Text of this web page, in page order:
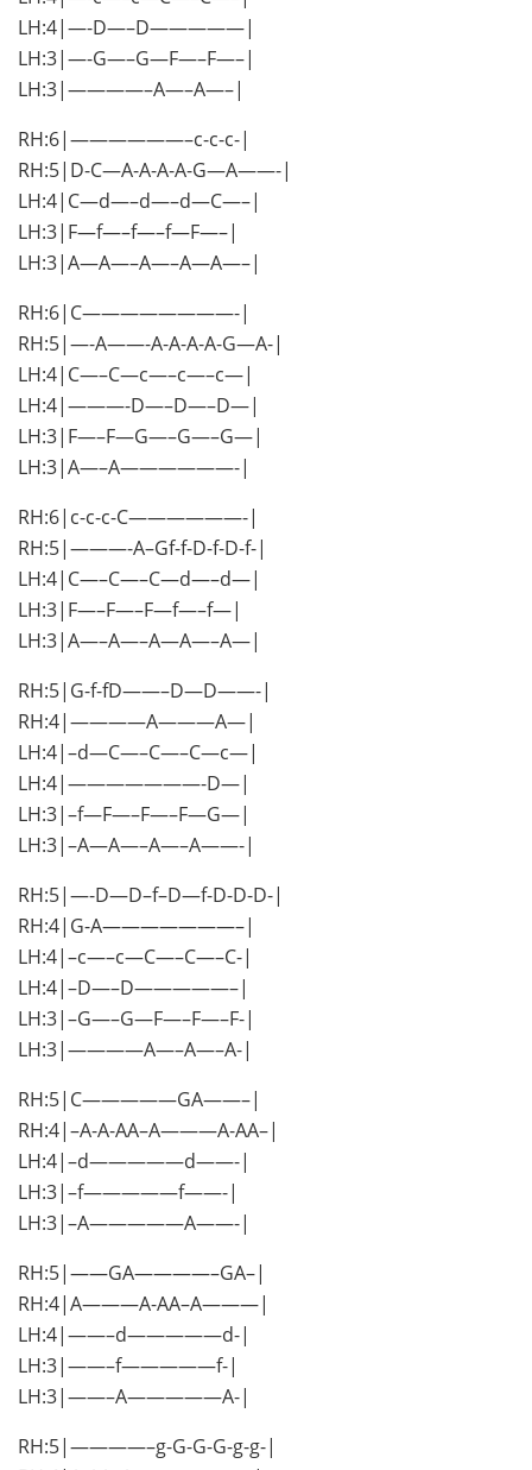
LH:4|—-D—–D—————|
LH:3|—-G—–G—F—–F—–|
LH:3|————–A—–A—–|
RH:6|——————–c-c-c-|
RH:5|D-C—A-A-A-A-G—A——-|
LH:4|C—d—–d—–d—C—–|
LH:3|F—f—–f—–f—F—–|
LH:3|A—A—–A—–A—A—–|
RH:6|C————————-|
RH:5|—-A——-A-A-A-A-G—A-|
LH:4|C—–C—c—–c—–c—|
LH:4|———-D—–D—–D—|
LH:3|F—–F—G—–G—–G—|
LH:3|A—–A——————-|
RH:6|c-c-c-C——————-|
RH:5|———-A–Gf-f-D-f-D-f-|
LH:4|C—–C—–C—d—–d—|
LH:3|F—–F—–F—f—–f—|
LH:3|A—–A—–A—A—–A—|
RH:5|G-f-fD——–D—D——-|
RH:4|————A———A—|
LH:4|–d—C—–C—–C—c—|
LH:4|———————-D—|
LH:3|–f—F—–F—–F—G—|
LH:3|–A—A—–A—–A——-|
RH:5|—-D—D–f–D—f-D-D-D-|
RH:4|G-A———————–|
LH:4|–c—–c—C—–C—–C-|
LH:4|–D—–D—————–|
LH:3|–G—–G—F—–F—–F-|
LH:3|————A—–A—–A-|
RH:5|C—————GA——–|
RH:4|–A-A-AA–A———A-AA–|
LH:4|–d—————d——-|
LH:3|–f—————f——-|
LH:3|–A—————A——-|
RH:5|——GA————–GA–|
RH:4|A———A-AA–A———|
LH:4|——–d—————d-|
LH:3|——–f—————f-|
LH:3|——–A—————A-|
RH:5|————–g-G-G-G-g-g-|